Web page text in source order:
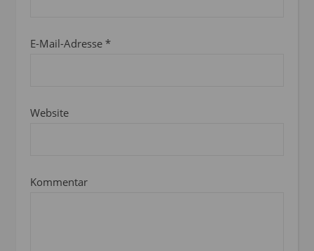
E-Mail-Adresse *
Website
Kommentar